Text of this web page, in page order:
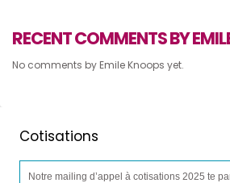
RECENT COMMENTS BY
No comments by Emile Knoops yet.
Cotisations
Notre mailing d’appel à cotisations 2025 te